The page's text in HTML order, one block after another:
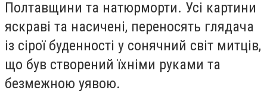
Полтавщини та натюрморти. Усі картини
яскраві та насичені, переносять глядача
із сірої буденності у сонячний світ митців,
що був створений їхніми руками та
безмежною уявою.